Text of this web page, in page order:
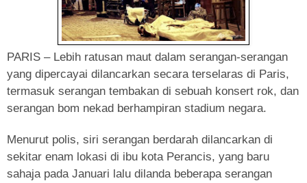
PARIS – Lebih ratusan maut dalam serangan-serangan
yang dipercayai dilancarkan secara terselaras di Paris,
termasuk serangan tembakan di sebuah konsert rok, dan
serangan bom nekad berhampiran stadium negara.
Menurut polis, siri serangan berdarah dilancarkan di
sekitar enam lokasi di ibu kota Perancis, yang baru
sahaja pada Januari lalu dilanda beberapa serangan